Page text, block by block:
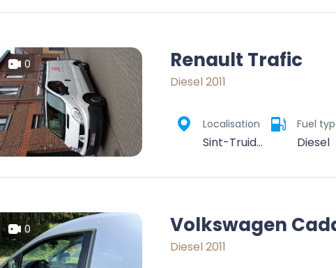
0 Renault Trafic
Diesel 2011
Localisation
Sint-Truiden, Hasselt, Limburg, Vlaanderen, België
Fuel
Diesel
0 Volkswagen
Diesel 2011